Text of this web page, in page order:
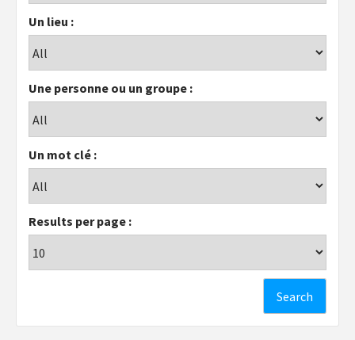
Un lieu :
Une personne ou un groupe :
Un mot clé :
Results per page :